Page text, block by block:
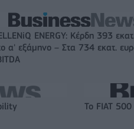
ENERGY: Κέρδη 393
α' εξάμηνο – Στα 734 εκατ.
Το FIAT